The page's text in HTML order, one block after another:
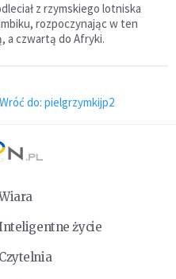
z rzymskiego lotniska
rozpoczynając w ten
a czwartą do Afryki.
Wróć do: pielgrzymkijp2
życie
Czytelnia